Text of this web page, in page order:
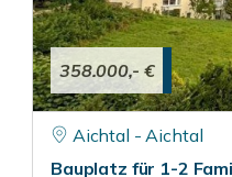
358.000,- €
Aichtal - Aichtal
Bauplatz für 1-2